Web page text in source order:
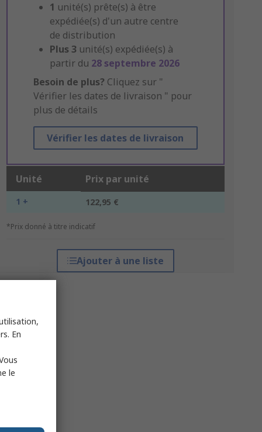
1 unité(s) prête(s) à être
expédiée(s) d'un autre centre
de distribution
Plus 3 unité(s) expédiée(s) à
partir du 28 septembre 2026
Besoin de plus? Cliquez sur "
Vérifier les dates de livraison " pour
plus de détails
Vérifier les dates de livraison
Unité Prix par unité
1 + 122,95 €
*Prix donné à titre indicatif
Ajouter à une liste
En
le